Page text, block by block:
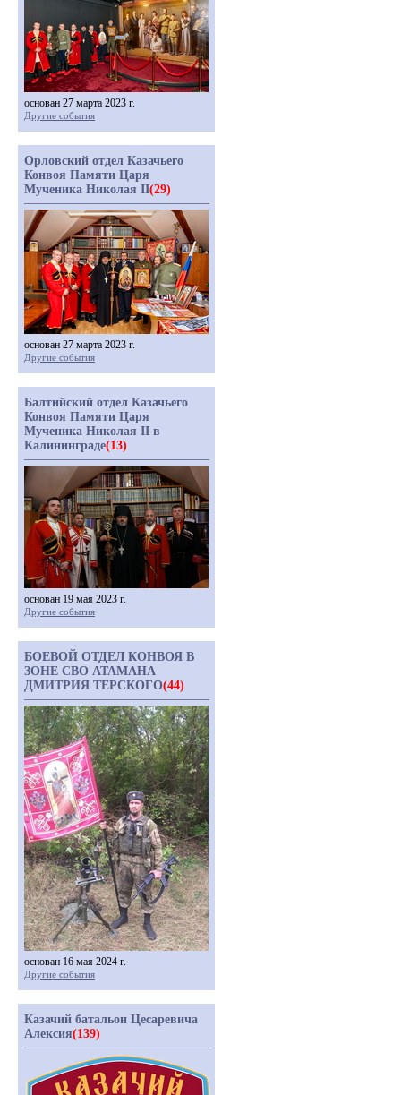
основан 27 марта 2023 г.
Другие события
Орловский отдел Казачьего
Конвоя Памяти Царя
Мученика Николая II(29)
основан 27 марта 2023 г.
Другие события
Балтийский отдел Казачьего
Конвоя Памяти Царя
Мученика Николая II в
Калининграде(13)
основан 19 мая 2023 г.
Другие события
БОЕВОЙ ОТДЕЛ КОНВОЯ В
ЗОНЕ СВО АТАМАНА
ДМИТРИЯ ТЕРСКОГО(44)
основан 16 мая 2024 г.
Другие события
Казачий батальон Цесаревича
Алексия(139)